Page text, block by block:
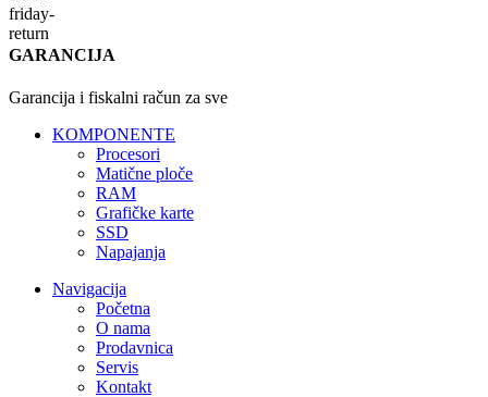
GARANCIJA
Garancija i fiskalni račun za sve
KOMPONENTE
Procesori
Matične ploče
RAM
Grafičke karte
SSD
Napajanja
Navigacija
Početna
O nama
Prodavnica
Servis
Kontakt